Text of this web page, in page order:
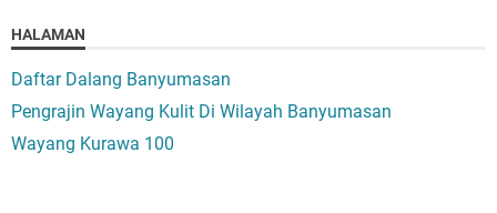
HALAMAN
Daftar Dalang Banyumasan
Pengrajin Wayang Kulit Di Wilayah Banyumasan
Wayang Kurawa 100